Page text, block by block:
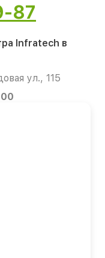
87
Infratech в
ул., 115